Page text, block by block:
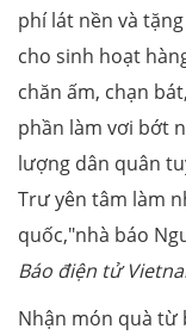
phí lát nền và
cho sinh hoạt
chăn ấm, chạn
phần làm vơi bớt
lượng dân quân
Trư yên tâm làm
quốc,"nhà báo
Báo điện tử
Nhận món quà